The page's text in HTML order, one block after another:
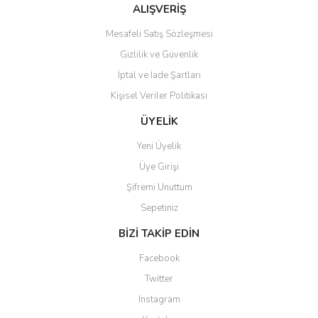
Bu ürüne benzer farklı alternatifler olmalı.
Gönder
ALIŞVERİŞ
Mesafeli Satış Sözleşmesi
Gizlilik ve Güvenlik
İptal ve İade Şartları
Kişisel Veriler Politikası
ÜYELİK
Yeni Üyelik
Üye Girişi
Şifremi Unuttum
Sepetiniz
BİZİ TAKİP EDİN
Facebook
Twitter
Instagram